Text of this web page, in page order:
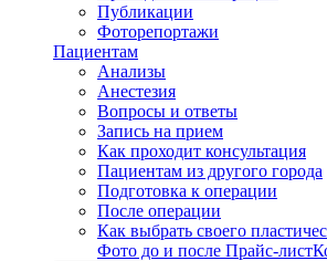
Публикации
Фоторепортажи
Пациентам
Анализы
Анестезия
Вопросы и ответы
Запись на прием
Как проходит консультация
Пациентам из другого города
Подготовка к операции
После операции
Как выбрать своего
Фото до и после Прайс-лист